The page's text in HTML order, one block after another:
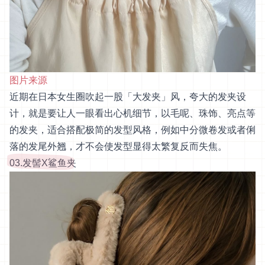
图片来源
近期在日本女生圈吹起一股「大发夹」风，夸大的发夹设
计，就是要让人一眼看出心机细节，以毛呢、珠饰、亮点等
的发夹，适合搭配极简的发型风格，例如中分微卷发或者俐
落的发尾外翘，才不会使发型显得太繁复反而失焦。
03.发髻X鲨鱼夹